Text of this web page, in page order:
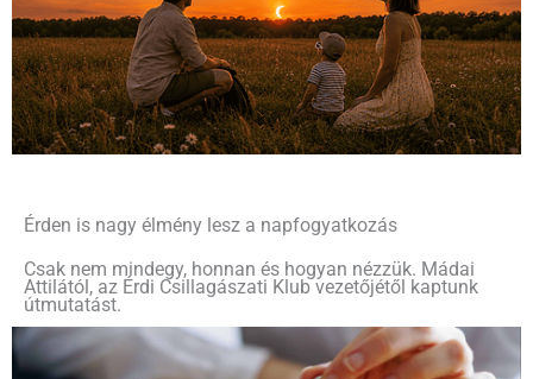
Érden is nagy élmény lesz a napfogyatkozás
Csak nem mindegy, honnan és hogyan nézzük. Mádai
Attilától, az Érdi Csillagászati Klub vezetőjétől kaptunk
útmutatást.